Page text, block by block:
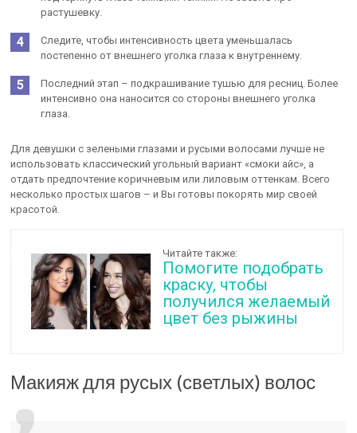
растушевку.
Следите, чтобы интенсивность цвета уменьшалась
постепенно от внешнего уголка глаза к внутреннему.
Последний этап – подкрашивание тушью для ресниц. Более
интенсивно она наносится со стороны внешнего уголка
глаза.
Для девушки с зелеными глазами и русыми волосами лучше не
использовать классический угольный вариант «смоки айс», а
отдать предпочтение коричневым или лиловым оттенкам. Всего
несколько простых шагов – и Вы готовы покорять мир своей
красотой.
Читайте также:
Помогите подобрать
краску, чтобы
получился желаемый
цвет без рыжины
Макияж для русых (светлых) волос